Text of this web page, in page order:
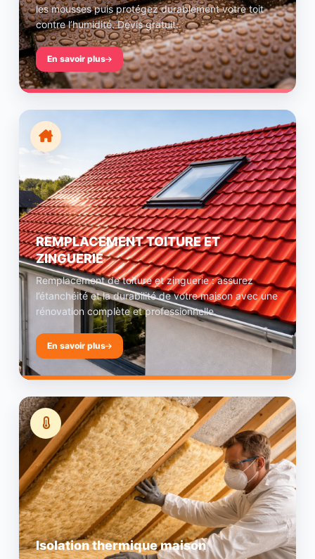
les mousses puis protégez durablement votre toit
contre l’humidité. Devis gratuit.
En savoir plus
REMPLACEMENT TOITURE ET
ZINGUERIE
Remplacement de toiture et zinguerie : assurez
l’étanchéité et la durabilité de votre maison avec une
rénovation complète et professionnelle.
En savoir plus
Isolation thermique maison